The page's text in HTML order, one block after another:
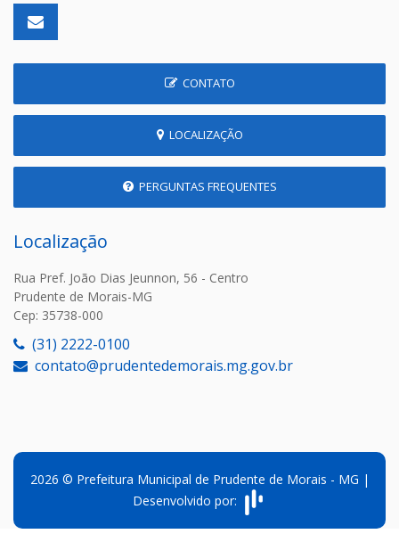
CONTATO
LOCALIZAÇÃO
PERGUNTAS FREQUENTES
Localização
Rua Pref. João Dias Jeunnon, 56 - Centro
Prudente de Morais-MG
Cep: 35738-000
(31) 2222-0100
contato@prudentedemorais.mg.gov.br
2026 © Prefeitura Municipal de Prudente de Morais - MG |
Desenvolvido por: